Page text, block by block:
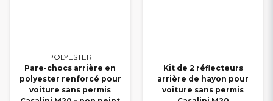
POLYESTER
Pare-chocs arrière en
polyester renforcé pour
voiture sans permis
Kit de 2 réflecteurs
arrière de hayon pour
voiture sans permis